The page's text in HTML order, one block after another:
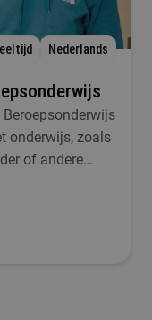
Nederlands
onderwijs, zoals
of andere